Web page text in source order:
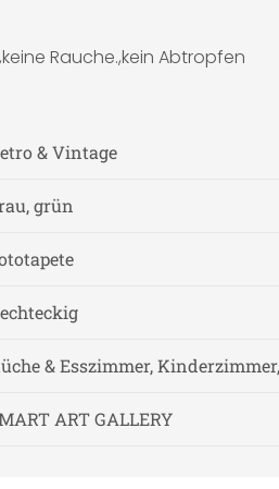
Rauche.,kein Abtropfen
& Vintage
grün
& Esszimmer,
ART GALLERY